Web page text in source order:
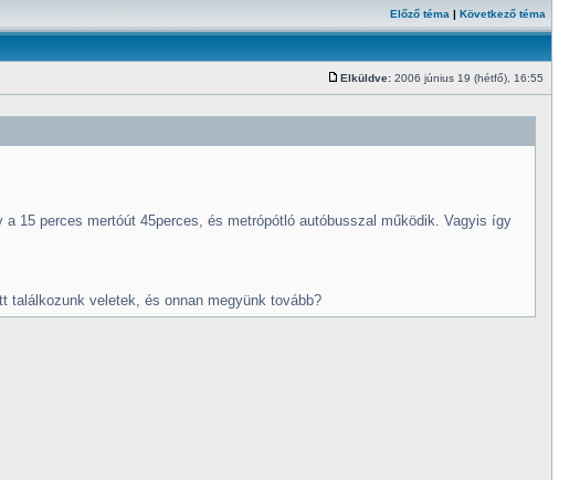
Előző téma | Következő téma
Elküldve: 2006 június 19 (hétfő), 16:55
15 perces mertóút 45perces, és metrópótló autóbusszal működik. Vagyis így
találkozunk veletek, és onnan megyünk tovább?